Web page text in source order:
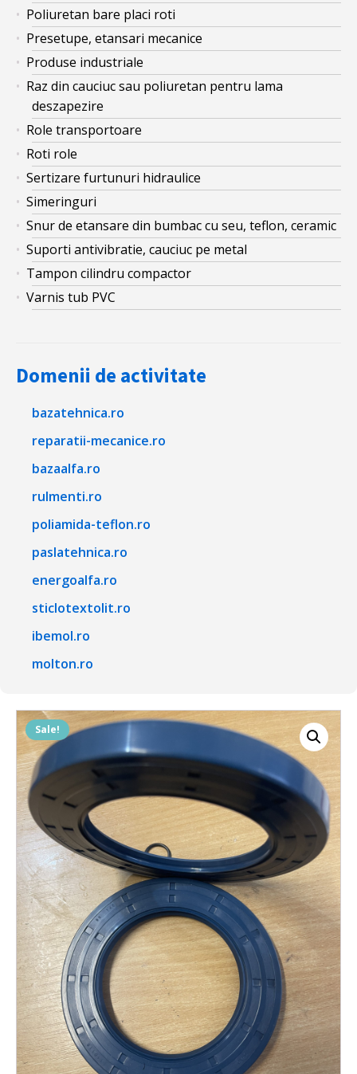
Poliuretan bare placi roti
Presetupe, etansari mecanice
Produse industriale
Raz din cauciuc sau poliuretan pentru lama
deszapezire
Role transportoare
Roti role
Sertizare furtunuri hidraulice
Simeringuri
Snur de etansare din bumbac cu seu, teflon, ceramic
Suporti antivibratie, cauciuc pe metal
Tampon cilindru compactor
Varnis tub PVC
Domenii de activitate
bazatehnica.ro
reparatii-mecanice.ro
bazaalfa.ro
rulmenti.ro
poliamida-teflon.ro
paslatehnica.ro
energoalfa.ro
sticlotextolit.ro
ibemol.ro
molton.ro
Sale!